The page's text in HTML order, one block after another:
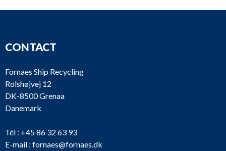
CONTACT
Fornaes Ship Recycling
Rolshøjvej 12
DK-8500 Grenaa
Danemark
Tél : +45 86 32 63 93
E-mail : fornaes@fornaes.dk